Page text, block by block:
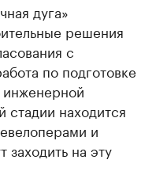
дуга»
решения
с
по подготовке
инженерной
стадии находится
и
заходить на эту